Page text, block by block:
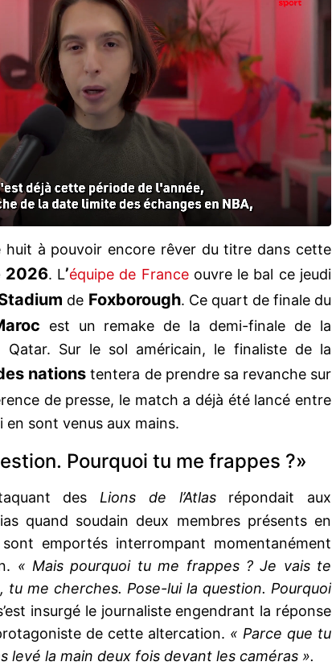
huit à pouvoir encore rêver du titre dans cette
2026. L’équipe de France ouvre le bal ce jeudi
de Foxborough. Ce quart de finale du
est un remake de la demi-finale de la
Qatar. Sur le sol américain, le finaliste de la
nations tentera de prendre sa revanche sur
de presse, le match a déjà été lancé entre
en sont venus aux mains.
Pourquoi tu me frappes ?»
des Lions de l’Atlasrépondait aux
quand soudain deux membres présents en
emportés interrompant momentanément
« Mais pourquoi tu me frappes ? Je vais te
me cherches. Pose-lui la question. Pourquoi
insurgé le journaliste engendrant la réponse
de cette altercation. « Parce que tu
levé la main deux fois devant les caméras ».